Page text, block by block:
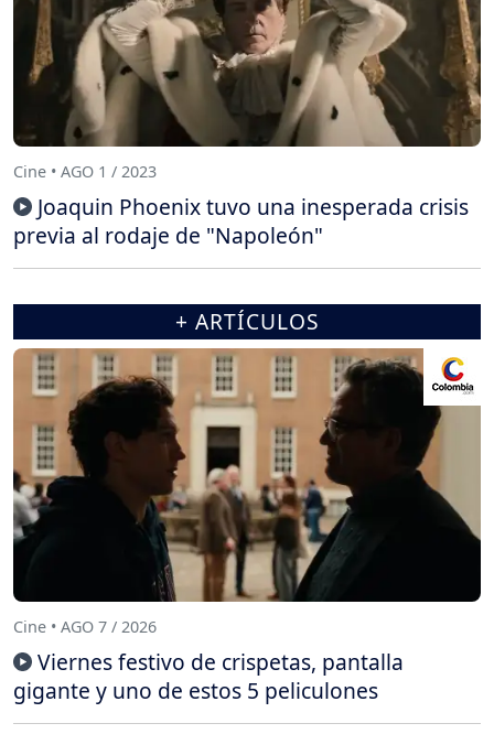
Cine • AGO 1 / 2023
Joaquin Phoenix tuvo una inesperada crisis
previa al rodaje de "Napoleón"
+ ARTÍCULOS
Cine • AGO 7 / 2026
Viernes festivo de crispetas, pantalla
gigante y uno de estos 5 peliculones